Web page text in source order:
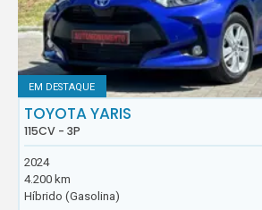
EM DESTAQUE
TOYOTA YARIS
115CV - 3P
2024
4.200 km
Híbrido (Gasolina)